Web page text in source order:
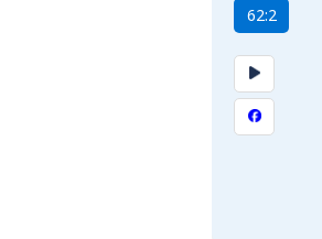
62:2